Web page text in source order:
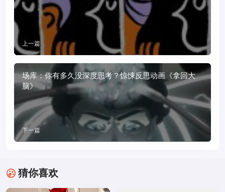
上一篇
场库：你有多久没深度思考？惊悚反思动画《拿回大
脑》
下一篇
猜你喜欢